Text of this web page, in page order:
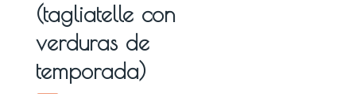
(tagliatelle con
verduras de
temporada)